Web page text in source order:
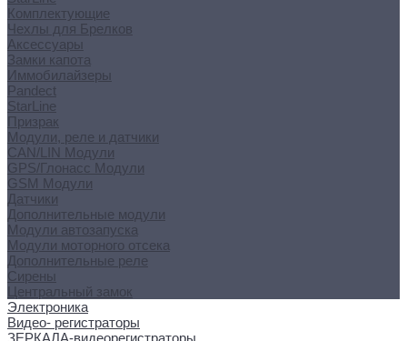
Комплектующие
Чехлы для Брелков
Аксессуары
Замки капота
Иммобилайзеры
Pandect
StarLine
Призрак
Модули, реле и датчики
CAN/LIN Модули
GPS/Глонасс Модули
GSM Модули
Датчики
Дополнительные модули
Модули автозапуска
Модули моторного отсека
Дополнительные реле
Сирены
Центральный замок
Электроника
Видео- регистраторы
ЗЕРКАЛА-видеорегистраторы